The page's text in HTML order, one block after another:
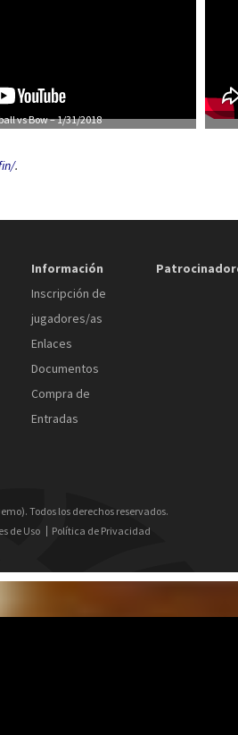
vs Bow – 1/31/2018
.
Información
Inscripción de
jugadores/as
Enlaces
Documentos
Compra de
Entradas
Todos los derechos reservados.
de Uso
Política de Privacidad